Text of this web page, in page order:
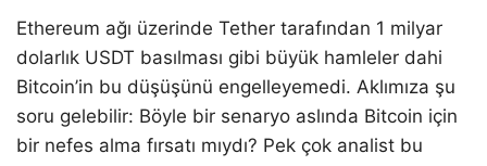
Ethereum ağı üzerinde Tether tarafından 1 milyar
dolarlık USDT basılması gibi büyük hamleler dahi
Bitcoin’in bu düşüşünü engelleyemedi. Aklımıza şu
soru gelebilir: Böyle bir senaryo aslında Bitcoin için
bir nefes alma fırsatı mıydı? Pek çok analist bu